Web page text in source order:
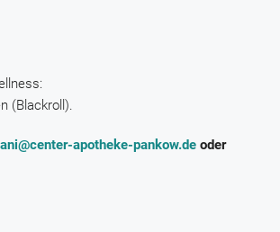
(Blackroll).
apotheke-pankow.de ​oder